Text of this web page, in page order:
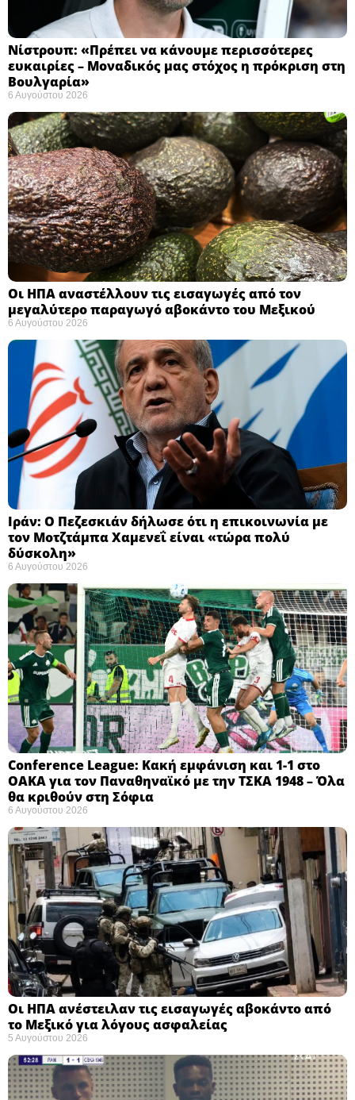
Νίστρουπ: «Πρέπει να κάνουμε περισσότερες
ευκαιρίες – Μοναδικός μας στόχος η πρόκριση στη
Βουλγαρία» ​
6 Αυγούστου 2026
Οι ΗΠΑ αναστέλλουν τις εισαγωγές από τον
μεγαλύτερο παραγωγό αβοκάντο του Μεξικού ​
6 Αυγούστου 2026
Ιράν: Ο Πεζεσκιάν δήλωσε ότι η επικοινωνία με
τον Μοτζτάμπα Χαμενεΐ είναι «τώρα πολύ
δύσκολη» ​
6 Αυγούστου 2026
Conference League: Κακή εμφάνιση και 1-1 στο
ΟΑΚΑ για τον Παναθηναϊκό με την ΤΣΚΑ 1948 – Όλα
θα κριθούν στη Σόφια ​
6 Αυγούστου 2026
Οι ΗΠΑ ανέστειλαν τις εισαγωγές αβοκάντο από
το Μεξικό για λόγους ασφαλείας
5 Αυγούστου 2026